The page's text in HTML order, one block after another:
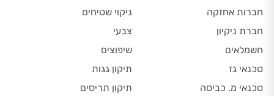
חברות אחזקה
חברת ניקיון
חשמלאים
טכנאי גז
טכנאי מ. כביסה
ניקוי שטיחים
צבעי
שיפוצים
תיקון גגות
תיקון תריסים